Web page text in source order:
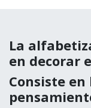
La
en decorar
Consiste